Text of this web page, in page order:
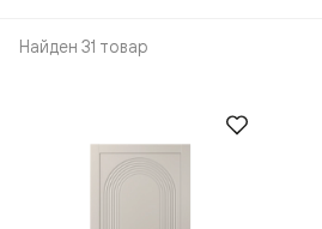
Найден 31 товар